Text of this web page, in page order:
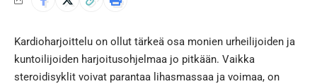
Kardioharjoittelu on ollut tärkeä osa monien urheilijoiden ja
kuntoilijoiden harjoitusohjelmaa jo pitkään. Vaikka
steroidisyklit voivat parantaa lihasmassaa ja voimaa, on